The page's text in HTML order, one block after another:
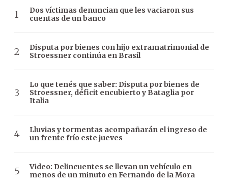
Dos víctimas denuncian que les vaciaron sus
cuentas de un banco
Disputa por bienes con hijo extramatrimonial de
Stroessner continúa en Brasil
Lo que tenés que saber: Disputa por bienes de
Stroessner, déficit encubierto y Bataglia por
Italia
Lluvias y tormentas acompañarán el ingreso de
un frente frío este jueves
Video: Delincuentes se llevan un vehículo en
menos de un minuto en Fernando de la Mora